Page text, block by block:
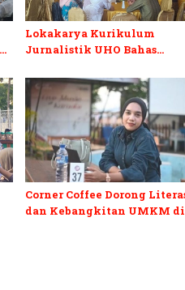
Lokakarya Kurikulum
Jurnalistik UHO Bahas
AI
Corner Coffee Dorong
dan Kebangkitan UMKM di